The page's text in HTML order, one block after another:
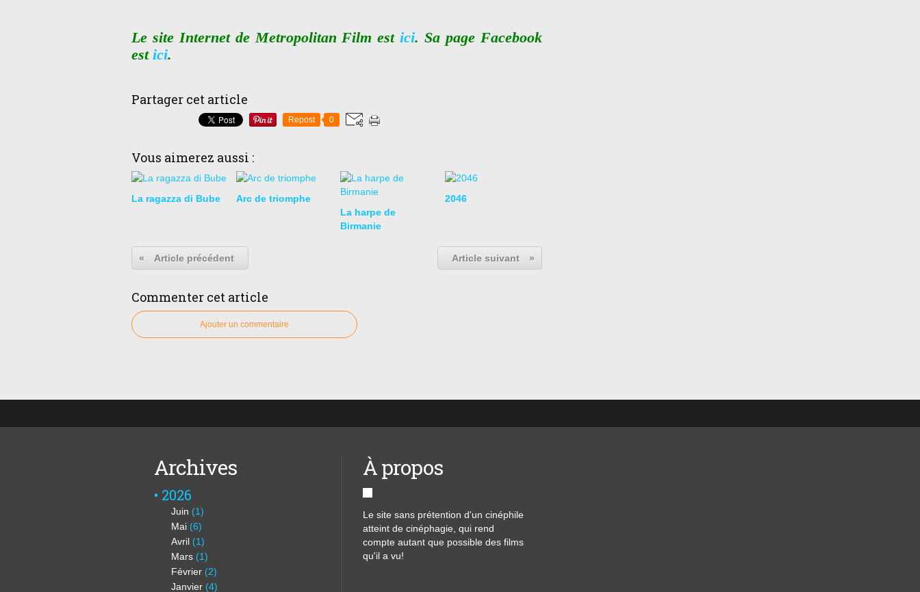
Le site Internet de Metropolitan Film estici. Sa page Facebook
est ici.
Partager cet article
Repost 0
Vous aimerez aussi :
La ragazza di Bube
Arc de triomphe
La harpe de
Birmanie
2046
« Article précédent Article suivant »
Commenter cet article
Ajouter un commentaire
Archives
2026
Juin (1)
Mai (6)
Avril (1)
Mars (1)
Février (2)
Janvier (4)
À propos
Le site sans prétention d'un cinéphile
atteint de cinéphagie, qui rend
compte autant que possible des films
qu'il a vu!